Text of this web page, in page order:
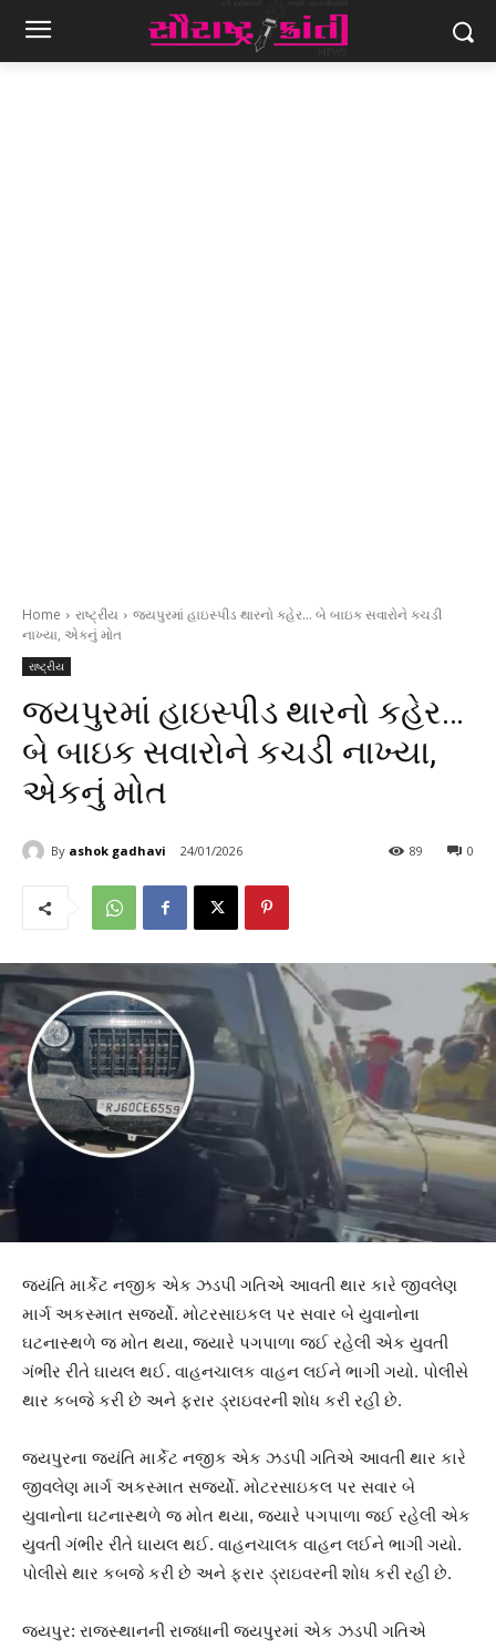
Home રાષ્ટ્રીય
જયપુરમાં હાઇસ્પીડ થારનો કહેર... બે બાઇક સવારોને કચડી
નાખ્યા, એકનું મોત
રાષ્ટ્રીય
જયપુરમાં હાઇસ્પીડ થારનો કહેર…
બે બાઇક સવારોને કચડી નાખ્યા,
એકનું મોત
By ashok gadhavi 24/01/2026 0
89
જયંતિ માર્કેટ નજીક એક ઝડપી ગતિએ આવતી થાર કારે જીવલેણ
માર્ગ અકસ્માત સર્જ્યો. મોટરસાઇકલ પર સવાર બે યુવાનોના
ઘટનાસ્થળે જ મોત થયા, જ્યારે પગપાળા જઈ રહેલી એક યુવતી
ગંભીર રીતે ઘાયલ થઈ. વાહનચાલક વાહન લઈને ભાગી ગયો. પોલીસે
થાર કબજે કરી છે અને ફરાર ડ્રાઇવરની શોધ કરી રહી છે.
જયપુરના જયંતિ માર્કેટ નજીક એક ઝડપી ગતિએ આવતી થાર કારે
જીવલેણ માર્ગ અકસ્માત સર્જ્યો. મોટરસાઇકલ પર સવાર બે
યુવાનોના ઘટનાસ્થળે જ મોત થયા, જ્યારે પગપાળા જઈ રહેલી એક
યુવતી ગંભીર રીતે ઘાયલ થઈ. વાહનચાલક વાહન લઈને ભાગી ગયો.
પોલીસે થાર કબજે કરી છે અને ફરાર ડ્રાઇવરની શોધ કરી રહી છે.
જયપુર: રાજસ્થાનની રાજધાની જયપુરમાં એક ઝડપી ગતિએ